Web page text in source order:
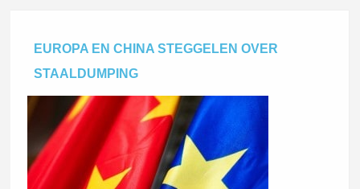
EUROPA EN CHINA STEGGELEN OVER
STAALDUMPING